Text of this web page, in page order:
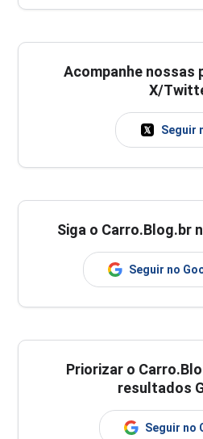
Acompanhe nossas
X/
Seguir
Siga o Carro.Blog.br
Seguir no
Priorizar o
resultados
Seguir no